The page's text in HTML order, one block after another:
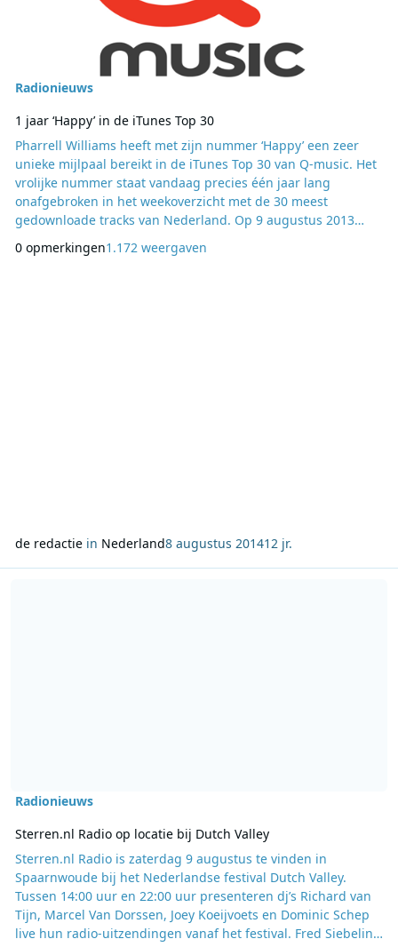
Radionieuws
1 jaar ‘Happy’ in de iTunes Top 30
Pharrell Williams heeft met zijn nummer ‘Happy’ een zeer
unieke mijlpaal bereikt in de iTunes Top 30 van Q-music. Het
vrolijke nummer staat vandaag precies één jaar lang
onafgebroken in het weekoverzicht met de 30 meest
gedownloade tracks van Nederland. Op 9 augustus 2013
verscheen ‘Happy’ voor het eerst in de iTunes Top 30, het
nummer kwam toen binnen op plek 21 in de lijst. Op 11
0 opmerkingen1.172 weergaven
de redactiein Nederland8 augustus 201412 jr.
Radionieuws
Sterren.nl Radio op locatie bij Dutch Valley
Sterren.nl Radio is zaterdag 9 augustus te vinden in
Spaarnwoude bij het Nederlandse festival Dutch Valley.
Tussen 14:00 uur en 22:00 uur presenteren dj’s Richard van
Tijn, Marcel Van Dorssen, Joey Koeijvoets en Dominic Schep
live hun radio-uitzendingen vanaf het festival. Fred Siebelink